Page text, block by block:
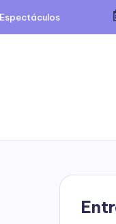
Espectáculos